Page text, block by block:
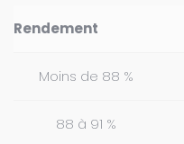
Rendement
Moins de 88 %
88 à 91 %